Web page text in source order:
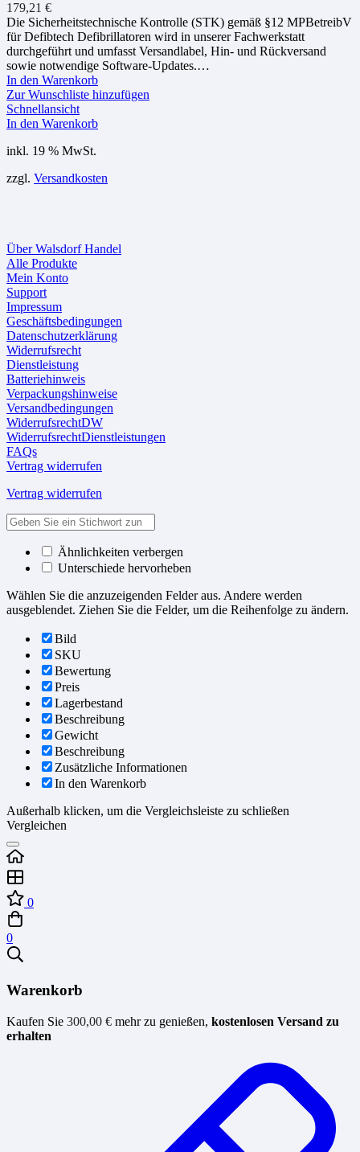
179,21 €
Die Sicherheitstechnische Kontrolle (STK) gemäß §12 MPBetreibV
für Defibtech Defibrillatoren wird in unserer Fachwerkstatt
durchgeführt und umfasst Versandlabel, Hin- und Rückversand
sowie notwendige Software-Updates.…
In den Warenkorb
Zur Wunschliste hinzufügen
Schnellansicht
In den Warenkorb
inkl. 19 % MwSt.
zzgl. Versandkosten
Über Walsdorf Handel
Alle Produkte
Mein Konto
Support
Impressum
Geschäftsbedingungen
Datenschutzerklärung
Widerrufsrecht
Dienstleistung
Batteriehinweis
Verpackungshinweise
Versandbedingungen
WiderrufsrechtDW
WiderrufsrechtDienstleistungen
FAQs
Vertrag widerrufen
Vertrag widerrufen
Ähnlichkeiten verbergen
Unterschiede hervorheben
Wählen Sie die anzuzeigenden Felder aus. Andere werden
ausgeblendet. Ziehen Sie die Felder, um die Reihenfolge zu ändern.
Bild
SKU
Bewertung
Preis
Lagerbestand
Beschreibung
Gewicht
Beschreibung
Zusätzliche Informationen
In den Warenkorb
Außerhalb klicken, um die Vergleichsleiste zu schließen
Vergleichen
0
0
Warenkorb
Kaufen Sie 300,00 € mehr zu genießen, kostenlosen Versand zu
erhalten